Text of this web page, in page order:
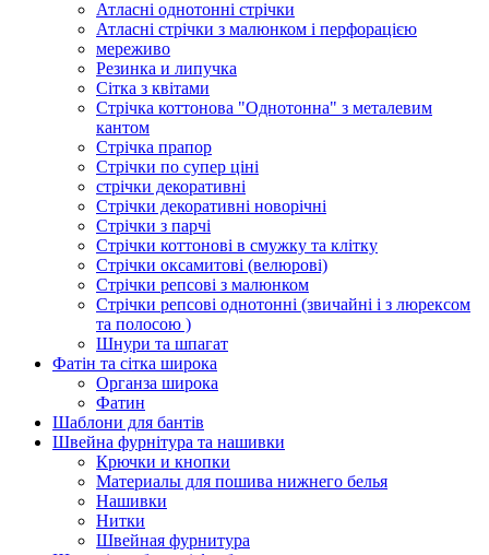
Атласні однотонні стрічки
Атласні стрічки з малюнком і перфорацією
мереживо
Резинка и липучка
Сітка з квітами
Стрічка коттонова "Однотонна" з металевим
кантом
Стрічка прапор
Стрічки по супер ціні
стрічки декоративні
Стрічки декоративні новорічні
Стрічки з парчі
Стрічки коттонові в смужку та клітку
Стрічки оксамитові (велюрові)
Стрічки репсові з малюнком
Стрічки репсові однотонні (звичайні і з люрексом
та полосою )
Шнури та шпагат
Фатін та сітка широка
Органза широка
Фатин
Шаблони для бантів
Швейна фурнітура та нашивки
Крючки и кнопки
Материалы для пошива нижнего белья
Нашивки
Нитки
Швейная фурнитура